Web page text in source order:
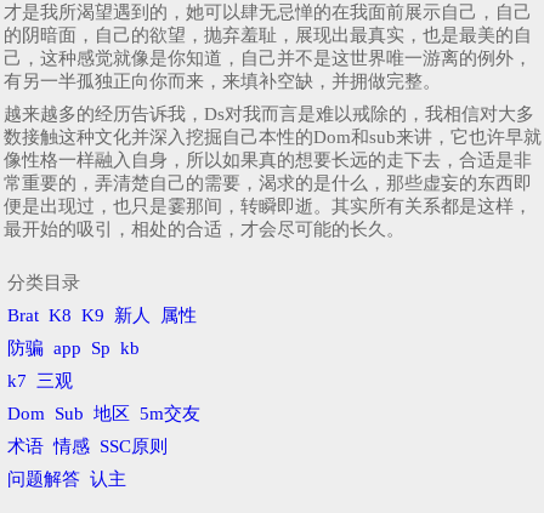
才是我所渴望遇到的，她可以肆无忌惮的在我面前展示自己，自己
的阴暗面，自己的欲望，抛弃羞耻，展现出最真实，也是最美的自
己，这种感觉就像是你知道，自己并不是这世界唯一游离的例外，
有另一半孤独正向你而来，来填补空缺，并拥做完整。
越来越多的经历告诉我，Ds对我而言是难以戒除的，我相信对大多
数接触这种文化并深入挖掘自己本性的Dom和sub来讲，它也许早就
像性格一样融入自身，所以如果真的想要长远的走下去，合适是非
常重要的，弄清楚自己的需要，渴求的是什么，那些虚妄的东西即
便是出现过，也只是霎那间，转瞬即逝。其实所有关系都是这样，
最开始的吸引，相处的合适，才会尽可能的长久。
分类目录
Brat K8 K9 新人
属性
防骗 app Sp kb
k7
三观
Dom
Sub 地区
5m交友
术语 情感 SSC原则
问题解答 认主